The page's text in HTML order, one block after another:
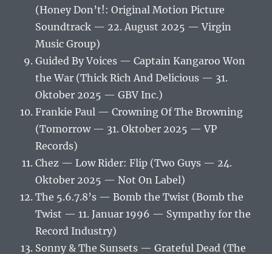
(Honey Don’t!: Original Motion Picture
Soundtrack — 22. August 2025 — Virgin
Music Group)
Guided By Voices — Captain Kangaroo Won
the War (Thick Rich And Delicious — 31.
Oktober 2025 — GBV Inc.)
Frankie Paul — Crowning Of The Browning
(Tomorrow — 31. Oktober 2025 — VP
Records)
Chez — Low Rider: Flip (Two Guys — 24.
Oktober 2025 — Not On Label)
The 5.6.7.8’s — Bomb the Twist (Bomb the
Twist — 11. Januar 1996 — Sympathy for the
Record Industry)
Sonny & The Sunsets — Grateful Dead (The